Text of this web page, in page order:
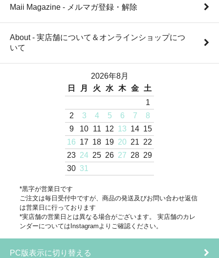
Maii Magazine - メルマガ登録・解除
About - 実店舗について＆オンラインショップにつ
いて
2026年8月
日
月 火 水 木 金
土
1
2
3 4 5 6 7
8
9
10 11 12 13 14 15
16 17 18 19 20 21 22
23 24 25 26 27 28 29
30 31
*黒字が営業日です
ご注文は毎日受付中ですが、商品の発送及びお問い合わせ返信
は営業日に行っております
*実店舗の営業日とは異なる場合がございます。 実店舗のカレ
ンダーについてはInstagramよりご確認ください。
PC版表示に切り替える